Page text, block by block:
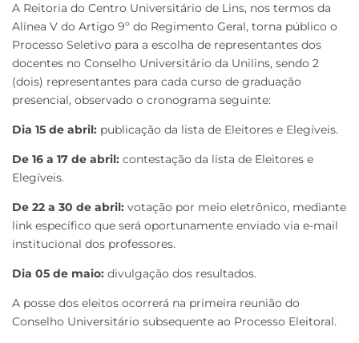
A Reitoria do Centro Universitário de Lins, nos termos da
Alínea V do Artigo 9º do Regimento Geral, torna público o
Processo Seletivo para a escolha de representantes dos
docentes no Conselho Universitário da Unilins, sendo 2
(dois) representantes para cada curso de graduação
presencial, observado o cronograma seguinte:
Dia 15 de abril: publicação da lista de Eleitores e Elegíveis.
De 16 a 17 de abril: contestação da lista de Eleitores e
Elegíveis.
De 22 a 30 de abril: votação por meio eletrônico, mediante
link específico que será oportunamente enviado via e-mail
institucional dos professores.
Dia 05 de maio: divulgação dos resultados.
A posse dos eleitos ocorrerá na primeira reunião do
Conselho Universitário subsequente ao Processo Eleitoral.